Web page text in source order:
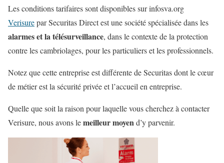
Les conditions tarifaires sont disponibles sur infosva.org
Verisurepar Securitas Direct est une société spécialisée dans les
alarmes et la télésurveillance, dans le contexte de la protection
contre les cambriolages, pour les particuliers et les professionnels.
Notez que cette entreprise est différente de Securitas dont le cœur
de métier est la sécurité privée et l’accueil en entreprise.
Quelle que soit la raison pour laquelle vous cherchez à contacter
Verisure, nous avons lemeilleur moyen d’y parvenir.